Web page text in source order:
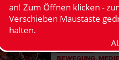
EFOOTBALL
BEWEGUNG,